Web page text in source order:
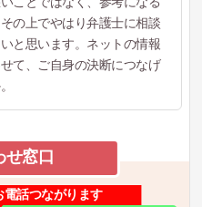
の上でやはり弁護士に相談
と思います。ネットの情報
て、ご自身の決断につなげ
せ窓口
電話つながります